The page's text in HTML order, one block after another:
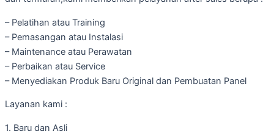
– Pelatihan atau Training
– Pemasangan atau Instalasi
– Maintenance atau Perawatan
– Perbaikan atau Service
– Menyediakan Produk Baru Original dan Pembuatan Panel
Layanan kami :
1. Baru dan Asli